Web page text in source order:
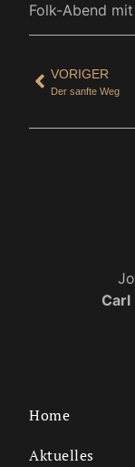
Folk-Abend
VORIGER
Der sanfte Weg
Home
Aktuelles